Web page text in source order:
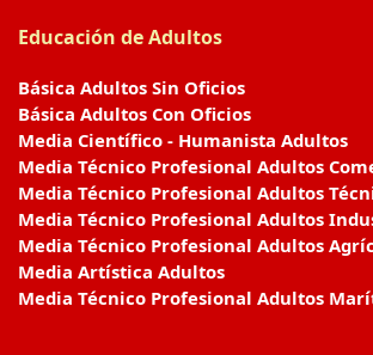
Educación de Adultos
Básica Adultos Sin Oficios
Básica Adultos Con Oficios
Media Científico - Humanista Adultos
Media Técnico Profesional Adultos
Media Técnico Profesional Adultos
Media Técnico Profesional Adultos
Media Técnico Profesional Adultos
Media Artística Adultos
Media Técnico Profesional Adultos